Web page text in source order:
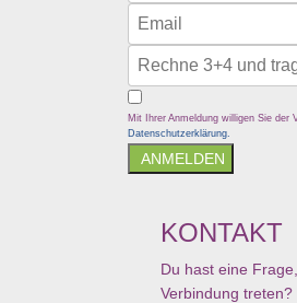
Mit Ihrer Anmeldung willigen Sie
Datenschutzerklärung.
ANMELDEN
KONTAKT
Du hast eine
Verbindung treten?